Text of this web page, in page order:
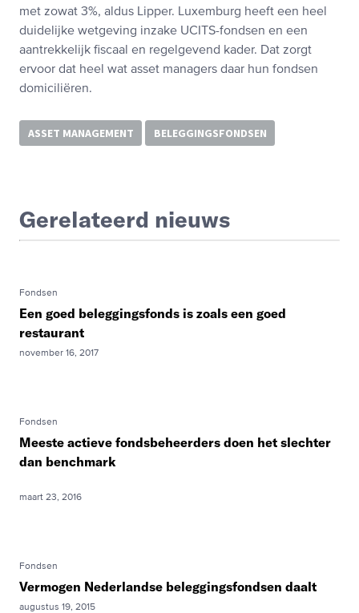
met zowat 3%, aldus Lipper. Luxemburg heeft een heel
duidelijke wetgeving inzake UCITS-fondsen en een
aantrekkelijk fiscaal en regelgevend kader. Dat zorgt
ervoor dat heel wat asset managers daar hun fondsen
domiciliëren.
ASSET MANAGEMENT BELEGGINGSFONDSEN
Gerelateerd nieuws
Fondsen
Een goed beleggingsfonds is zoals een goed
restaurant
november 16, 2017
Fondsen
Meeste actieve fondsbeheerders doen het slechter
dan benchmark
maart 23, 2016
Fondsen
Vermogen Nederlandse beleggingsfondsen daalt
augustus 19, 2015